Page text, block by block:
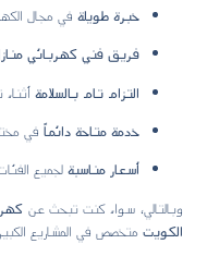
خبرة طويلةفي مجال
فريق فني كهربائي منازل
التزام تام بالسلامةأثناء
خدمة متاحة دائماًفي مختلف
أسعار مناسبةلجميع الفئات.
وبالتالي، سواء كنت تبحث عن
الكويتمتخصص في المشاريع الكبيرة،